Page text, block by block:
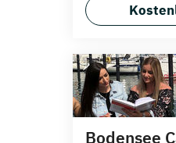
Bodensee